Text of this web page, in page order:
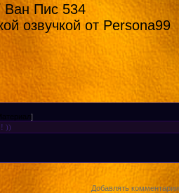
Ван Пис 534
озвучкой от Persona99
]
! ))
Добавлять